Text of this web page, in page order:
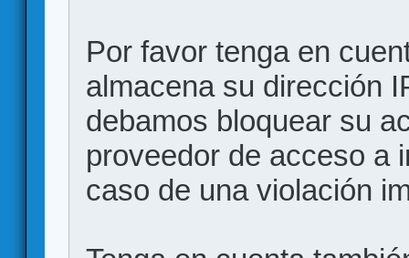
Por favor tenga en
almacena su dirección
debamos bloquear su
proveedor de acceso a
caso de una violación